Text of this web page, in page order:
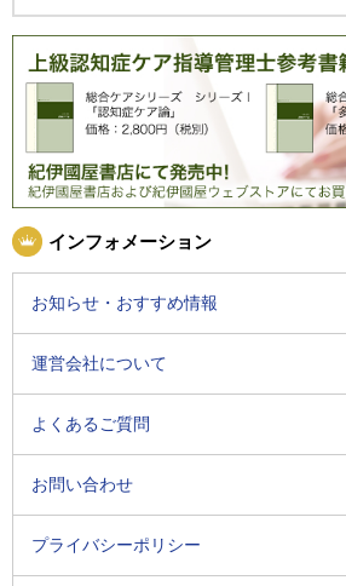
インフォメーション
お知らせ・おすすめ情報
運営会社について
よくあるご質問
お問い合わせ
プライバシーポリシー